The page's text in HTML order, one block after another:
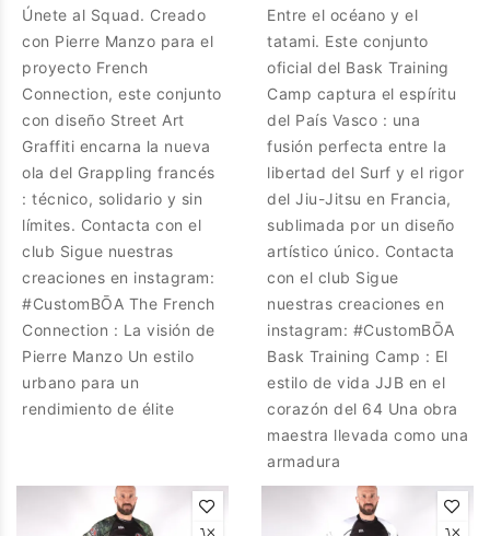
Únete al Squad. Creado
con Pierre Manzo para el
proyecto French
Connection, este conjunto
con diseño Street Art
Graffiti encarna la nueva
ola del Grappling francés
: técnico, solidario y sin
límites. Contacta con el
club Sigue nuestras
creaciones en instagram:
#CustomBŌA The French
Connection : La visión de
Pierre Manzo Un estilo
urbano para un
rendimiento de élite
Entre el océano y el
tatami. Este conjunto
oficial del Bask Training
Camp captura el espíritu
del País Vasco : una
fusión perfecta entre la
libertad del Surf y el rigor
del Jiu-Jitsu en Francia,
sublimada por un diseño
artístico único. Contacta
con el club Sigue
nuestras creaciones en
instagram: #CustomBŌA
Bask Training Camp : El
estilo de vida JJB en el
corazón del 64 Una obra
maestra llevada como una
armadura